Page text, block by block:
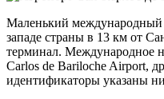
Маленький международный
западе страны в 13 км от
терминал. Международное
Carlos de Bariloche Airport,
идентификаторы указаны